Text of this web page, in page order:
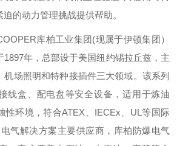
的动力管理挑战提供帮助。
库柏工业集团(现属于伊顿集团）
1897年，总部设于美国纽约锡拉丘兹，主
场照明和特种接插件三大领域。该系列
线盒、配电盘等安全设备，适用于炼油
性环境，符合ATEX IECEx UL 等国际
气解决方案主要供应商，库柏防爆电气